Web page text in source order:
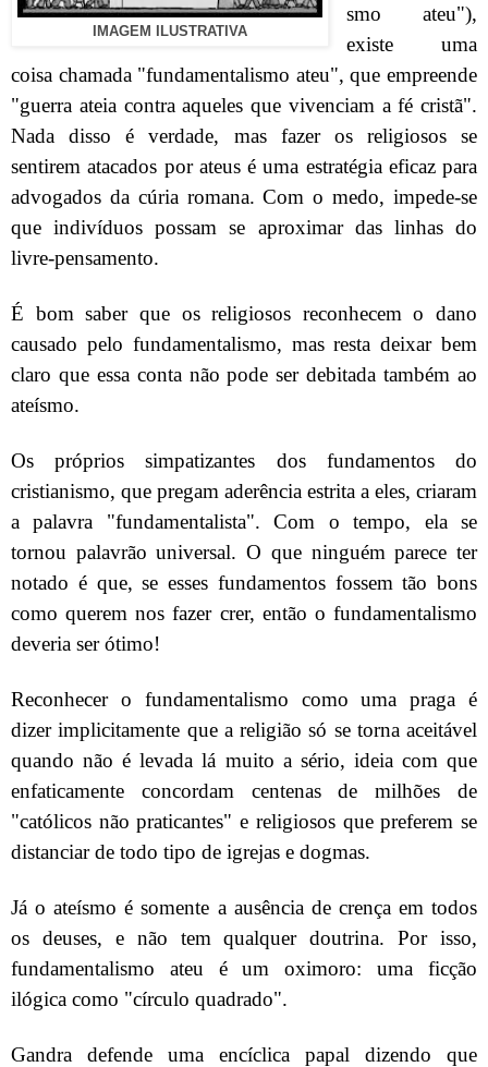
IMAGEM ILUSTRATIVA
smo ateu"),
existe uma
coisa chamada "fundamentalismo ateu", que empreende
"guerra ateia contra aqueles que vivenciam a fé cristã".
Nada disso é verdade, mas fazer os religiosos se
sentirem atacados por ateus é uma estratégia eficaz para
advogados da cúria romana. Com o medo, impede-se
que indivíduos possam se aproximar das linhas do
livre-pensamento.
É bom saber que os religiosos reconhecem o dano
causado pelo fundamentalismo, mas resta deixar bem
claro que essa conta não pode ser debitada também ao
ateísmo.
Os próprios simpatizantes dos fundamentos do
cristianismo, que pregam aderência estrita a eles, criaram
a palavra "fundamentalista". Com o tempo, ela se
tornou palavrão universal. O que ninguém parece ter
notado é que, se esses fundamentos fossem tão bons
como querem nos fazer crer, então o fundamentalismo
deveria ser ótimo!
Reconhecer o fundamentalismo como uma praga é
dizer implicitamente que a religião só se torna aceitável
quando não é levada lá muito a sério, ideia com que
enfaticamente concordam centenas de milhões de
"católicos não praticantes" e religiosos que preferem se
distanciar de todo tipo de igrejas e dogmas.
Já o ateísmo é somente a ausência de crença em todos
os deuses, e não tem qualquer doutrina. Por isso,
fundamentalismo ateu é um oximoro: uma ficção
ilógica como "círculo quadrado".
Gandra defende uma encíclica papal dizendo que